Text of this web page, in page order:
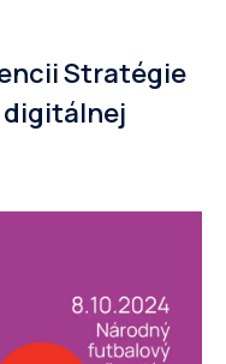
Stratégie
digitálnej